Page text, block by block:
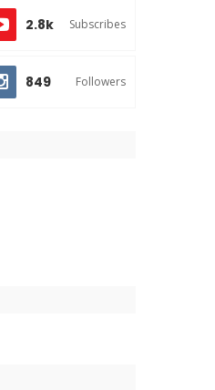
2.8k Subscribes
849 Followers